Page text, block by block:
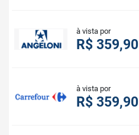
à vista por
R$ 359,90
à vista por
R$ 359,90